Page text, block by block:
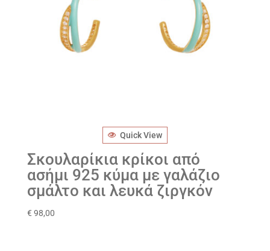
Quick View
Σκουλαρίκια κρίκοι από
ασήμι 925 κύμα με γαλάζιο
σμάλτο και λευκά ζιργκόν
€ 98,00